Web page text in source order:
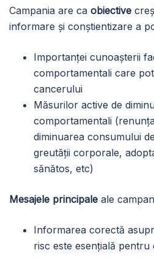
Campania are ca obiective
informare și conștientizare a
Importanței cunoașterii
comportamentali care
cancerului
Măsurilor active de
comportamentali
diminuarea consumului
greutății corporale,
sănătos, etc)
Mesajele principale ale
Informarea corectă
risc este esențială